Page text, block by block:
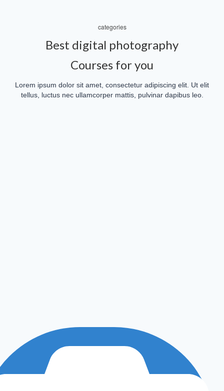
categories
Best digital photography
Courses for you
Lorem ipsum dolor sit amet, consectetur adipiscing elit. Ut elit
tellus, luctus nec ullamcorper mattis, pulvinar dapibus leo.